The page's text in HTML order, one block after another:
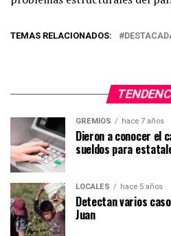
TEMAS RELACIONADOS:
GREMIOS hace 7 años
Dieron a conocer el
sueldos para
LOCALES hace 5 años
Detectan varios
Juan